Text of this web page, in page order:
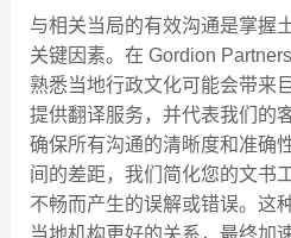
与相关当局的有效沟通是掌握
关键因素。在 Gordion
熟悉当地行政文化可能会带来
提供翻译服务，并代表我们的
确保所有沟通的清晰度和准确
间的差距，我们简化您的文书
不畅而产生的误解或错误。这
当地机构更好的关系，最终加